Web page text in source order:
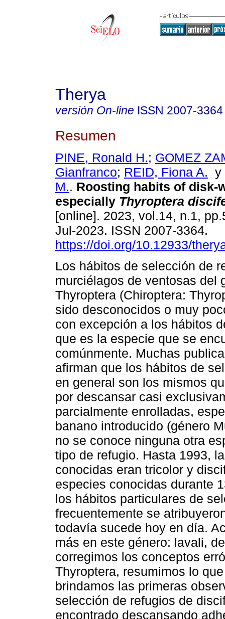
Therya
versión On-line ISSN 2007-3364
Resumen
PINE, Ronald H.; GOMEZ
Gianfranco; REID, Fiona A.
M.. Roosting habits of disk-
especially Thyroptera
[online]. 2023, vol.14, n.1,
Jul-2023. ISSN 2007-3364.
https://doi.org/10.12933/
Los hábitos de selección de
murciélagos de ventosas del
Thyroptera (Chiroptera:
sido desconocidos o muy
con excepción a los hábitos
que es la especie que se
comúnmente. Muchas
afirman que los hábitos de
en general son los mismos
por descansar casi
parcialmente enrolladas,
banano introducido (género
no se conoce ninguna otra
tipo de refugio. Hasta 1993,
conocidas eran tricolor y
especies conocidas durante
los hábitos particulares de
frecuentemente se
todavía sucede hoy en día.
más en este género: lavali,
corregimos los conceptos
Thyroptera, resumimos lo
brindamos las primeras
selección de refugios de
encontrado descansando